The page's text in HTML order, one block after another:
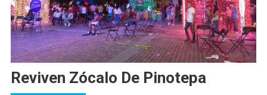
Reviven Zócalo De Pinotepa